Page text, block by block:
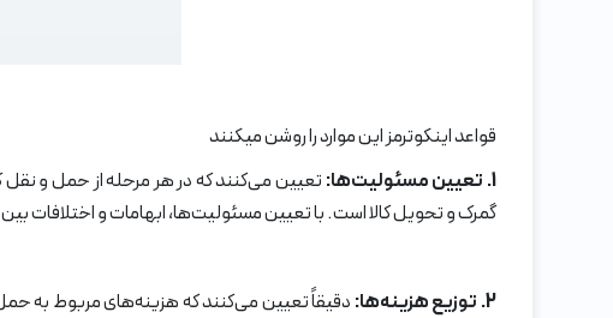
قواعد اینکوترمز این موارد را روشن میکنند
1. تعیین مسئولیت‌ها:
تعیین می‌کنند که در هر مرحله از حمل و
گمرک و تحویل کالا است. با تعیین مسئولیت‌ها، ابهامات و اختلافات
2. توزیع هزینه‌ها:
دقیقاً تعیین می‌کنند که هزینه‌های مربوط به